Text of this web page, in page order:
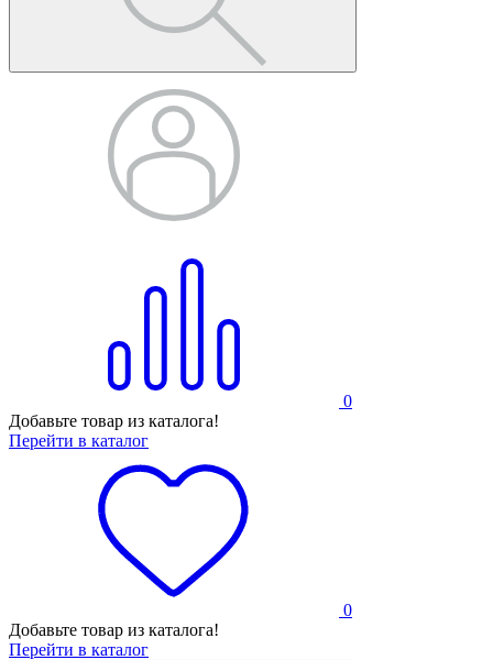
0
Добавьте товар из каталога!
Перейти в каталог
0
Добавьте товар из каталога!
Перейти в каталог